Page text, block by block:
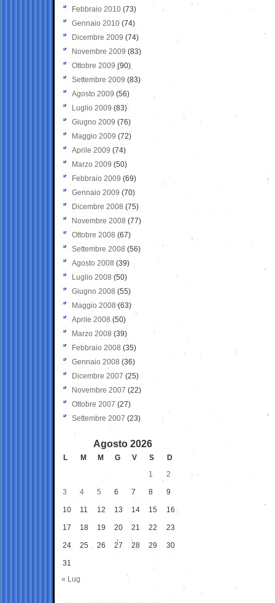
Febbraio 2010 (73)
Gennaio 2010 (74)
Dicembre 2009 (74)
Novembre 2009 (83)
Ottobre 2009 (90)
Settembre 2009 (83)
Agosto 2009 (56)
Luglio 2009 (83)
Giugno 2009 (76)
Maggio 2009 (72)
Aprile 2009 (74)
Marzo 2009 (50)
Febbraio 2009 (69)
Gennaio 2009 (70)
Dicembre 2008 (75)
Novembre 2008 (77)
Ottobre 2008 (67)
Settembre 2008 (56)
Agosto 2008 (39)
Luglio 2008 (50)
Giugno 2008 (55)
Maggio 2008(63)
Aprile 2008 (50)
Marzo 2008 (39)
Febbraio 2008 (35)
Gennaio 2008 (36)
Dicembre 2007 (25)
Novembre 2007 (22)
Ottobre 2007 (27)
Settembre 2007 (23)
Agosto 2026
L M M G V S
D
1
2
3 4 5 6 7 8 9
10 11 12 13 14 15 16
17 18 19 20 21 22 23
24 25 26 27 28 29 30
31
« Lug